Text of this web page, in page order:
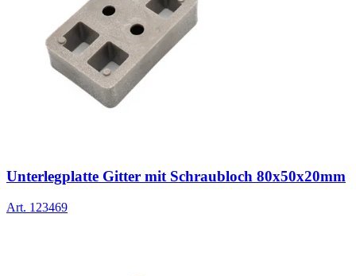
Unterlegplatte Gitter mit Schraubloch 80x50x20mm
Art. 123469